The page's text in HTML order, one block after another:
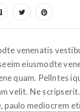
venenatis
eiusmodte
quam. Pellntes
velit. Ne
paulo mediocrem